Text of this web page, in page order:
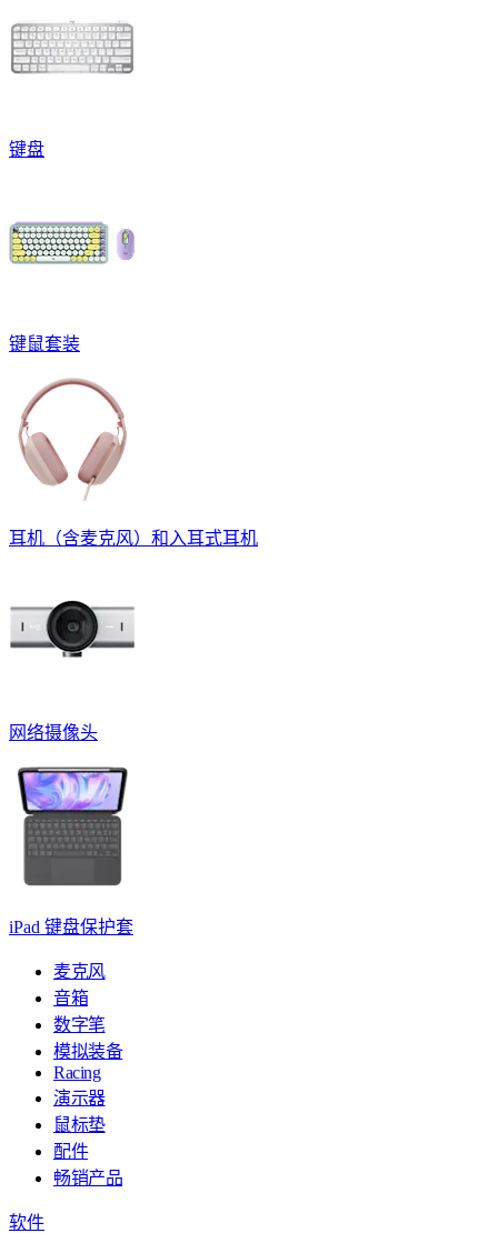
键盘
键鼠套装
耳机（含麦克风）和入耳式耳机
网络摄像头
iPad 键盘保护套
麦克风
音箱
数字笔
模拟装备
Racing
演示器
鼠标垫
配件
畅销产品
软件